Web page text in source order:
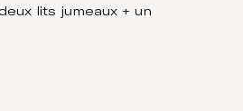
lits jumeaux + un